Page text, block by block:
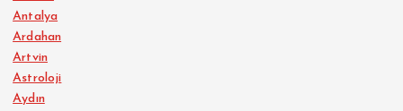
Antalya
Ardahan
Artvin
Astroloji
Aydın